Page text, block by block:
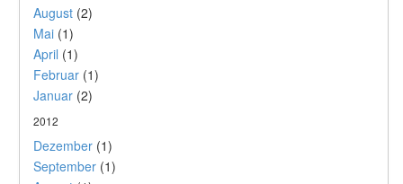
August (2)
Mai (1)
April (1)
Februar (1)
Januar (2)
2012
Dezember (1)
September (1)